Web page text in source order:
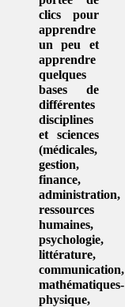
clics pour
apprendre
un peu et
apprendre
quelques
bases de
différentes
disciplines
et sciences
(médicales,
gestion,
finance,
administration,
ressources
humaines,
psychologie,
littérature,
communication,
mathématiques-
physique,